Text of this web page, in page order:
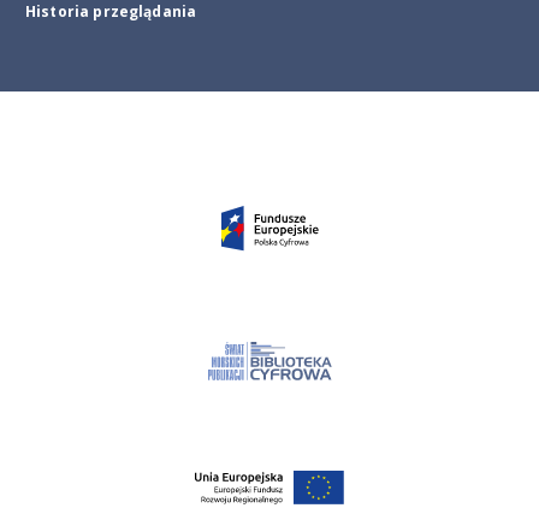
Historia przeglądania